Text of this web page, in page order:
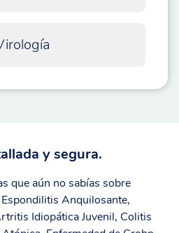
y segura.
que aún no sabías sobre
Anquilosante,
Idiopática Juvenil, Colitis